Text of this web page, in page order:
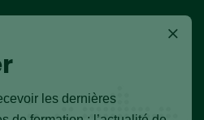
les dernières